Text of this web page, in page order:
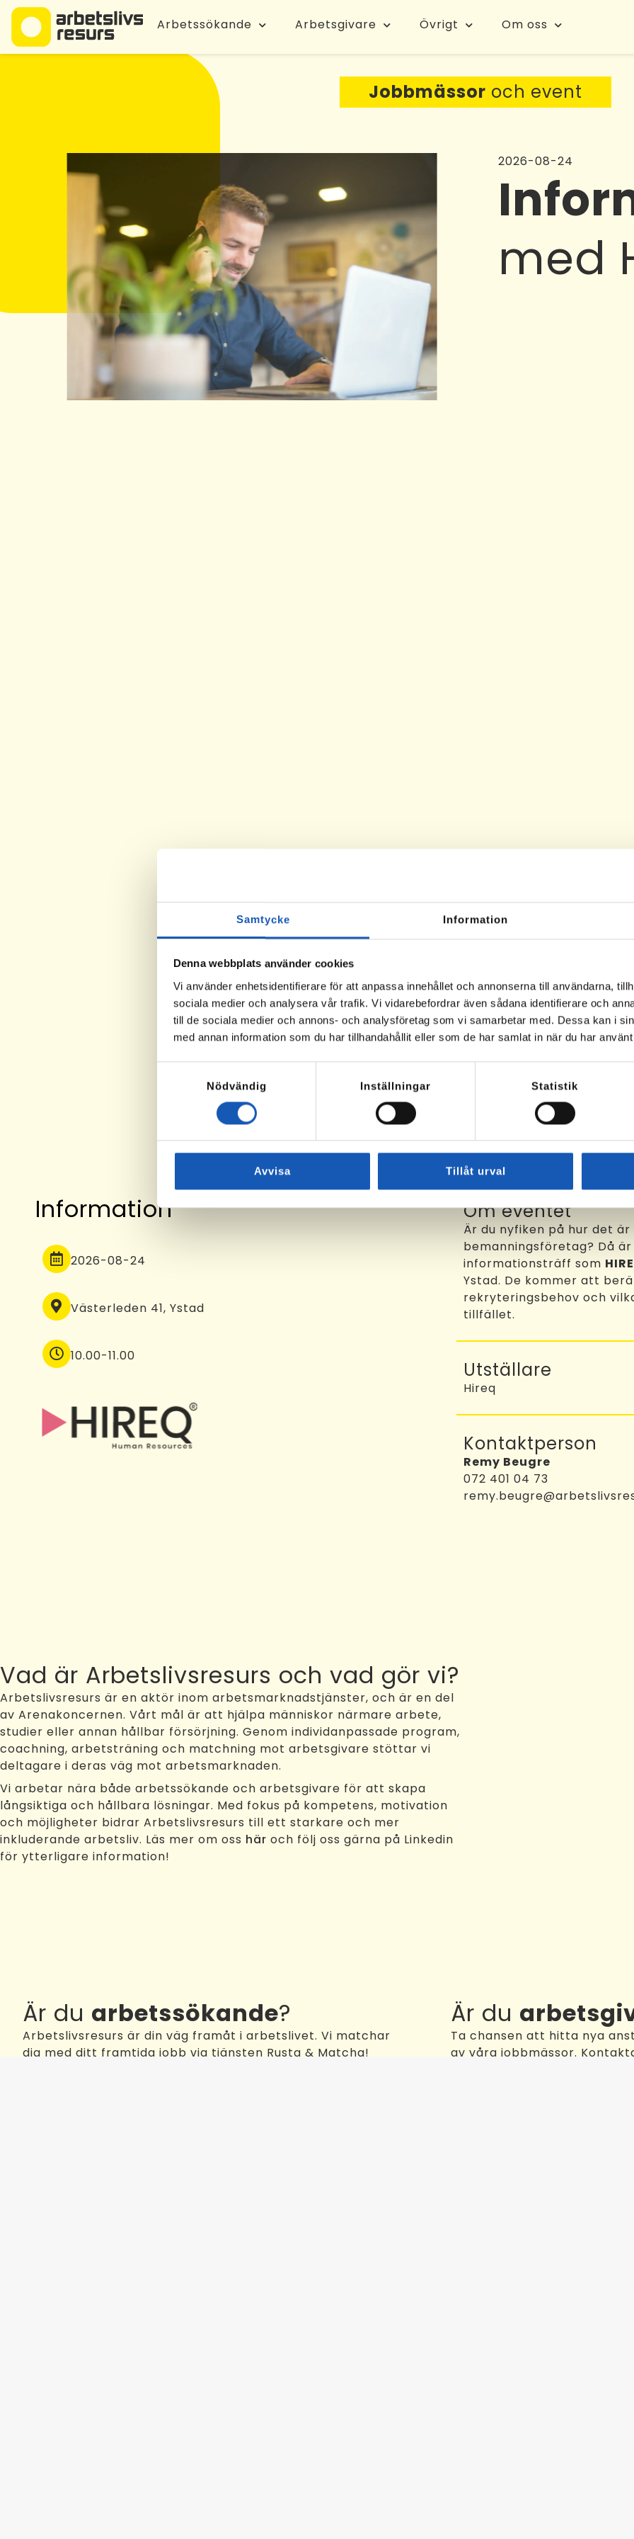
Samtycke Information
Denna webbplats använder cookies
Vi använder enhetsidentifierare för att anpassa innehållet och annonserna till användarna,
sociala medier och analysera vår trafik. Vi vidarebefordrar även sådana identifierare och
till de sociala medier och annons- och analysföretag som vi samarbetar med. Dessa kan i
med annan information som du har tillhandahållit eller som de har samlat in när du har
Nödvändig
Inställningar Statistik
Avvisa Tillåt urval
Arbetssökande Arbetsgivare Övrigt Om oss
Jobbmässor och event
2026-08-24
med
Information
2026-08-24
Västerleden 41, Ystad
10.00-11.00
Om eventet
Är du nyfiken på hur det
bemanningsföretag? Då
informationsträff som
Ystad. De kommer att
rekryteringsbehov och
tillfället.
Utställare
Hireq
Kontaktperson
Remy Beugre
072 401 04 73
Vad är Arbetslivsresurs och vad gör vi?
Arbetslivsresurs är en aktör inom arbetsmarknadstjänster, och är en del
av Arenakoncernen. Vårt mål är att hjälpa människor närmare arbete,
studier eller annan hållbar försörjning. Genom individanpassade program,
coachning, arbetsträning och matchning mot arbetsgivare stöttar vi
deltagare i deras väg mot arbetsmarknaden.
Vi arbetar nära både arbetssökande och arbetsgivare för att skapa
långsiktiga och hållbara lösningar. Med fokus på kompetens, motivation
och möjligheter bidrar Arbetslivsresurs till ett starkare och mer
inkluderande arbetsliv. Läs mer om oss här och följ oss gärna på Linkedin
för ytterligare information!
Är du arbetssökande?
Arbetslivsresurs är din väg framåt i arbetslivet. Vi matchar
dig med ditt framtida jobb via tjänsten Rusta & Matcha!
Är du
Ta chansen att hitta nya
av våra jobbmässor.